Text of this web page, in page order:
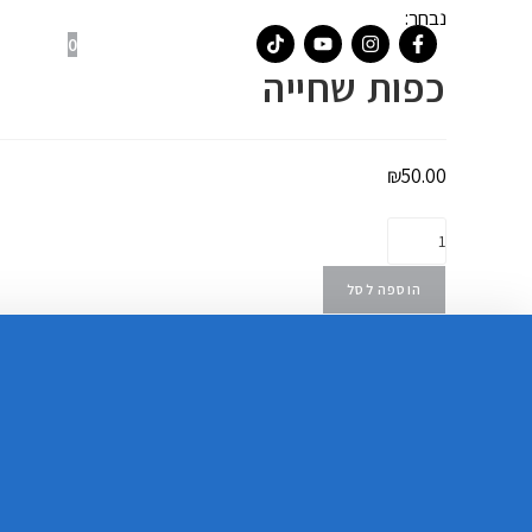
0
נבחר:
כפות שחייה
₪50.00
הוספה לסל